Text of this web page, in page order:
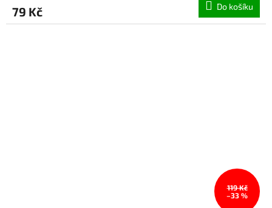
79 Kč Do košíku
119 Kč
–33 %